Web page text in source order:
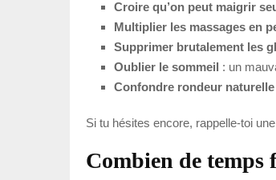
Croire qu’on peut maigrir
Multiplier les massages en
Supprimer brutalement les
Oublier le sommeil : un
Confondre rondeur
Si tu hésites encore, rappelle-toi
Combien de